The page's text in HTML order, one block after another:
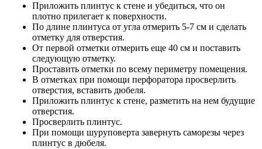
Приложить плинтус к стене и убедиться, что он
плотно прилегает к поверхности.
По длине плинтуса от угла отмерить 5-7 см и сделать
отметку для отверстия.
От первой отметки отмерить еще 40 см и поставить
следующую отметку.
Проставить отметки по всему периметру помещения.
В отметках при помощи перфоратора просверлить
отверстия, вставить дюбеля.
Приложить плинтус к стене, разметить на нем будущие
отверстия.
Просверлить плинтус.
При помощи шуруповерта завернуть саморезы через
плинтус в дюбеля.